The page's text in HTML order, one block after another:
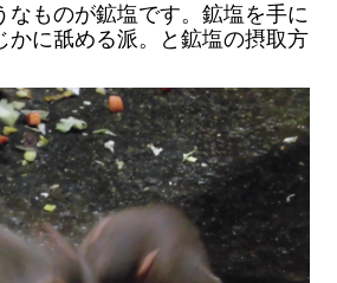
ものが鉱塩です。 鉱塩を手に
かに舐める派。と鉱塩の摂取方